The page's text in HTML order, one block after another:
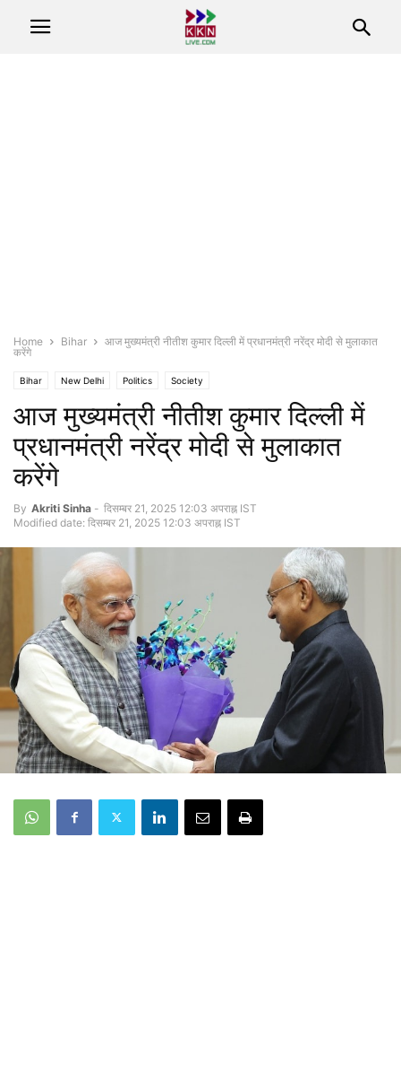
Home Bihar
आज मुख्यमंत्री नीतीश कुमार दिल्ली में प्रधानमंत्री नरेंद्र मोदी से मुलाकात
करेंगे
Bihar New Delhi Politics Society
आज मुख्यमंत्री नीतीश कुमार दिल्ली में
प्रधानमंत्री नरेंद्र मोदी से मुलाकात
करेंगे
By Akriti Sinha - दिसम्बर 21, 2025 12:03 अपराह्न IST
Modified date: दिसम्बर 21, 2025 12:03 अपराह्न IST